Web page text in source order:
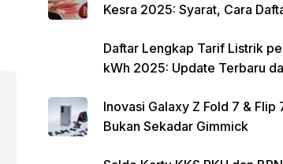
Kesra 2025: Syarat, Cara
Daftar Lengkap Tarif Listrik
kWh 2025: Update Terbaru
Inovasi Galaxy Z Fold 7 & Flip
Bukan Sekadar Gimmick